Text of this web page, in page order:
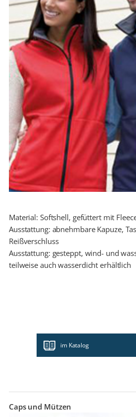
Material: Softshell, gefüttert mit
Ausstattung: abnehmbare Kapuze,
Reißverschluss
Ausstattung: gesteppt, wind- und
teilweise auch wasserdicht erhältlich
im Katalog
Caps und Mützen